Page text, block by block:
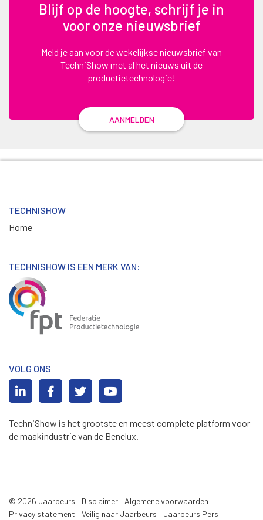
Blijf op de hoogte, schrijf je in
voor onze nieuwsbrief
Meld je aan voor de wekelijkse nieuwsbrief van
TechniShow met al het nieuws uit de
productietechnologie!
AANMELDEN
TECHNISHOW
Home
TECHNISHOW IS EEN MERK VAN:
VOLG ONS
TechniShow is het grootste en meest complete platform voor
de maakindustrie van de Benelux.
© 2026 Jaarbeurs Disclaimer
Algemene voorwaarden
Privacy statement
Veilig naar Jaarbeurs Jaarbeurs Pers